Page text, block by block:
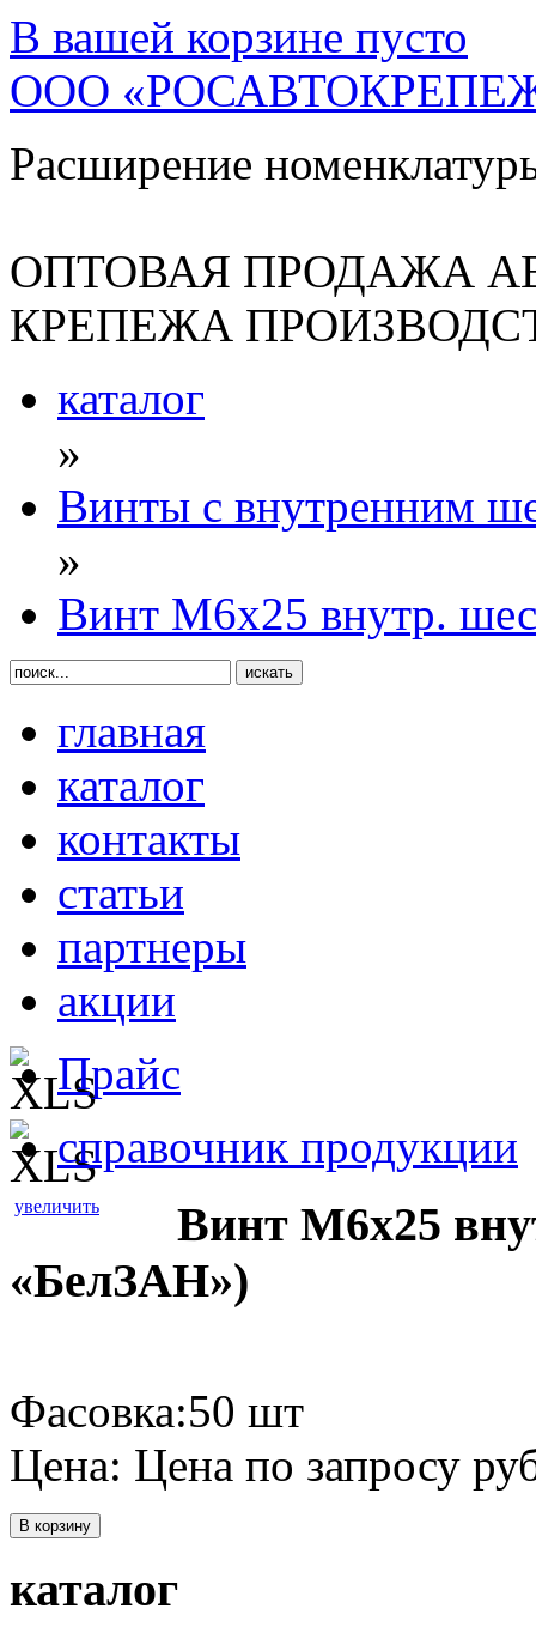
В вашей корзине пусто
ООО
Расширение
ОПТОВАЯ ПРОДАЖА
КРЕПЕЖА
каталог
»
Винты с внутренним
»
Винт М6х25 внутр.
главная
каталог
контакты
статьи
партнеры
акции
Прайс
справочник продукции
увеличить
Винт М6х25
«БелЗАН»)
Фасовка:50 шт
Цена: Цена по запросу
В корзину
каталог